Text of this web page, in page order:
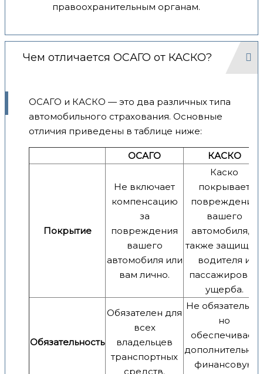
правоохранительным органам.
Чем отличается ОСАГО от КАСКО?
ОСАГО и КАСКО — это два различных типа
автомобильного страхования. Основные
отличия приведены в таблице ниже:
ОСАГО КАСКО
Покрытие
Не включает
компенсацию
за
повреждения
вашего
автомобиля или
вам лично.
Каско
покрывает
повреждения
вашего
автомобиля, а
также защищает
водителя и
пассажиров от
ущерба.
Обязательность
Обязателен для
всех
владельцев
транспортных
средств.
Не обязательно,
но
обеспечивает
финансовую